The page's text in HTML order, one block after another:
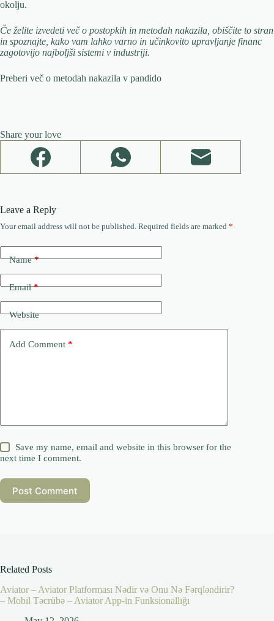
okolju.
Če želite izvedeti več o postopkih in metodah nakazila, obiščite to stran
in spoznajte, kako vam lahko varno in učinkovito upravljanje financ
zagotovijo najboljši sistemi v industriji.
Preberi več o metodah nakazila v pandido
Share your love
Leave a Reply
Your email address will not be published. Required fields are marked *
Name*
Email*
Website
Add Comment *
Save my name, email and website in this browser for the
next time I comment.
Post Comment
Related Posts
Aviator – Aviator Platforması Nədir və Onu Nə Fərqləndirir?
– Mobil Təcrübə – Aviator App-in Funksionallığı